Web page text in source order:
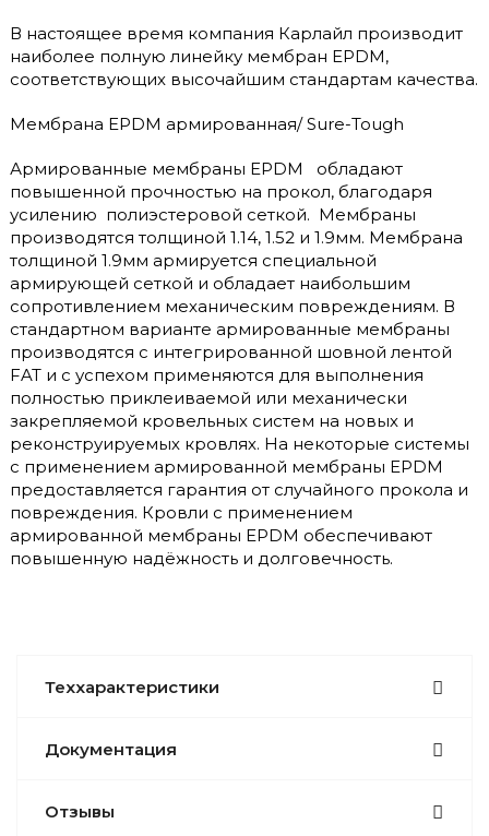
В настоящее время компания Карлайл производит
наиболее полную линейку мембран EPDM,
соответствующих высочайшим стандартам качества.
Мембрана EPDM армированная/ Sure-Tough
Армированные мембраны EPDM обладают
повышенной прочностью на прокол, благодаря
усилению полиэстеровой сеткой. Мембраны
производятся толщиной 1.14, 1.52 и 1.9мм. Мембрана
толщиной 1.9мм армируется специальной
армирующей сеткой и обладает наибольшим
сопротивлением механическим повреждениям. В
стандартном варианте армированные мембраны
производятся с интегрированной шовной лентой
FAT и с успехом применяются для выполнения
полностью приклеиваемой или механически
закрепляемой кровельных систем на новых и
реконструируемых кровлях. На некоторые системы
с применением армированной мембраны EPDM
предоставляется гарантия от случайного прокола и
повреждения. Кровли с применением
армированной мембраны EPDM обеспечивают
повышенную надёжность и долговечность.
Теххарактеристики
Документация
Отзывы